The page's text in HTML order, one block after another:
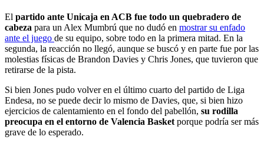
El partido ante Unicaja en ACB fue todo un quebradero de
cabeza para un Alex Mumbrú que no dudó en mostrar su enfado
ante el juego de su equipo, sobre todo en la primera mitad. En la
segunda, la reacción no llegó, aunque se buscó y en parte fue por las
molestias físicas de Brandon Davies y Chris Jones, que tuvieron que
retirarse de la pista.
Si bien Jones pudo volver en el último cuarto del partido de Liga
Endesa, no se puede decir lo mismo de Davies, que, si bien hizo
ejercicios de calentamiento en el fondo del pabellón, su rodilla
preocupa en el entorno de Valencia Basket porque podría ser más
grave de lo esperado.